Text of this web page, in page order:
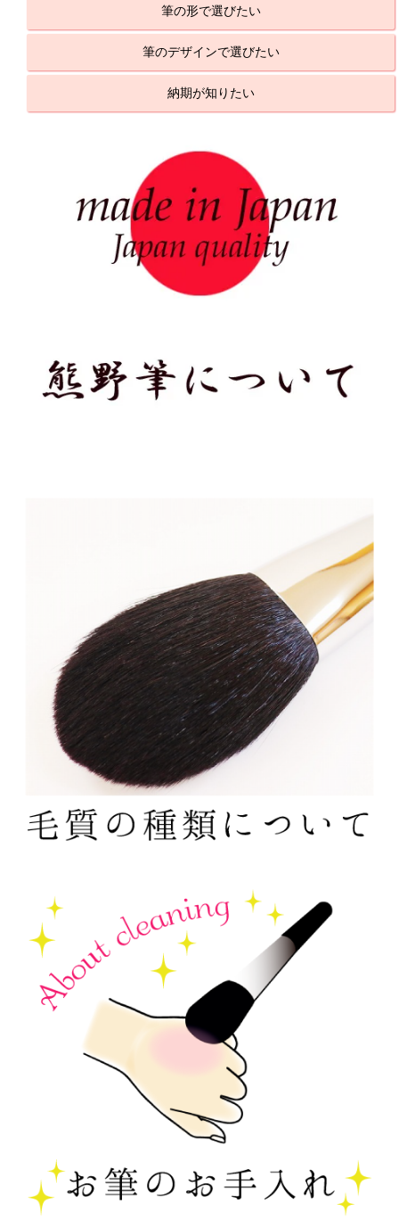
筆の形で選びたい
筆のデザインで選びたい
納期が知りたい